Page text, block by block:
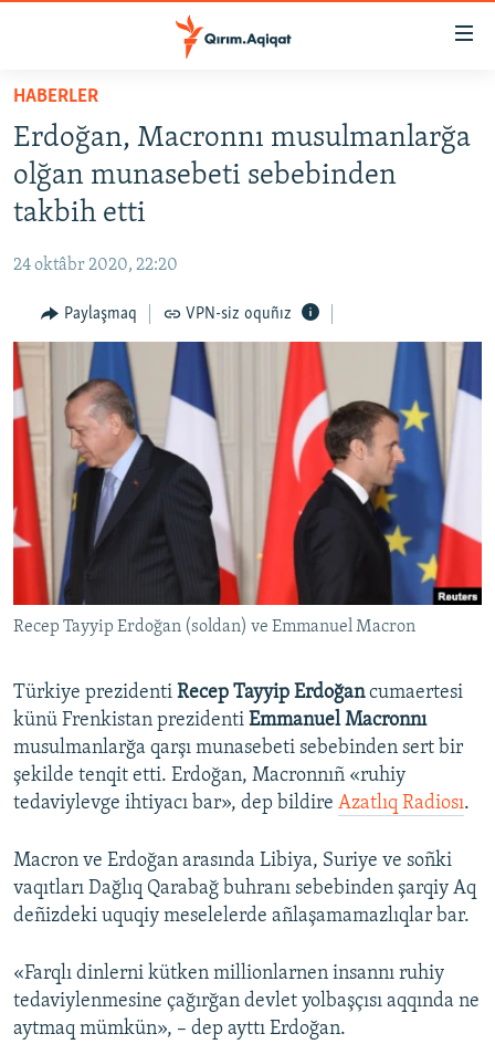
Esas
qaytmaq
Baş
navigatsiyağa
qaytmaq
Qıdıruvğa
HABERLER
SİYASET
İQTİSADİYAT
MEDENİYET
İNSAN AQLARI
VİDEO
SÜRET
BLOGLAR
FİKİR
Русский
Українською
QOŞULIÑIZ!
RFE/RS bütün saytları
HABERLER
Erdoğan, Macronnı musulmanlarğa
olğan munasebeti sebebinden
takbih etti
24 oktâbr 2020, 22:20
Paylaşmaq VPN-siz oquñız
Recep Tayyip Erdoğan (soldan) ve Emmanuel Macron
Türkiye prezidenti Recep Tayyip Erdoğancumaertesi
künü Frenkistan prezidenti Emmanuel Macronnı
musulmanlarğa qarşı munasebeti sebebinden sert bir
şekilde tenqit etti. Erdoğan, Macronnıñ «ruhiy
tedaviylevge ihtiyacı bar», dep bildire Azatlıq Radiosı.
Macron ve Erdoğan arasında Libiya, Suriye ve soñki
vaqıtları Dağlıq Qarabağ buhranı sebebinden şarqiy Aq
deñizdeki uquqiy meselelerde añlaşamamazlıqlar bar.
«Farqlı dinlerni kütken millionlarnen insannı ruhiy
tedaviylenmesine çağırğan devlet yolbaşçısı aqqında ne
aytmaq mümkün», – dep ayttı Erdoğan.